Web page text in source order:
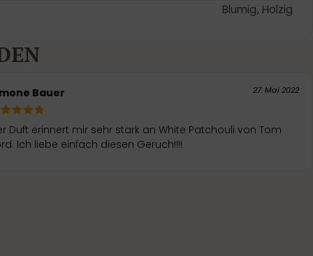
Blumig, Holzig
Bauer 27. Mai 2022
Duft erinnert mir sehr stark an White Patchouli von Tom
Ich liebe einfach diesen Geruch!!!!